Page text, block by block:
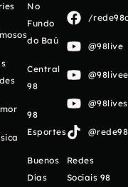
No
Fundo
do Baú
Central
98
98
Esportes
Buenos
Días
/
@98live
Redes
Sociais 98